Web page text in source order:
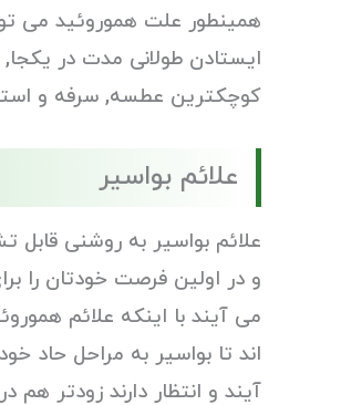
همینطور علت هموروئید می
ایستادن طولانی مدت در یکجا,
کوچکترین عطسه, سرفه و
علائم بواسیر
علائم بواسیر به روشنی
و در اولین فرصت خودتان را
می آیند با اینکه علائم
اند تا بواسیر به مراحل
آیند و انتظار دارند زودتر هم